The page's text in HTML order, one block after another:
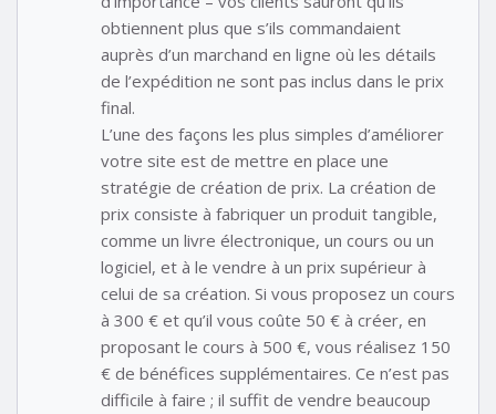
obtiennent plus que s’ils commandaient
auprès d’un marchand en ligne où les détails
de l’expédition ne sont pas inclus dans le prix
final.
L’une des façons les plus simples d’améliorer
votre site est de mettre en place une
stratégie de création de prix. La création de
prix consiste à fabriquer un produit tangible,
comme un livre électronique, un cours ou un
logiciel, et à le vendre à un prix supérieur à
celui de sa création. Si vous proposez un cours
à 300 € et qu’il vous coûte 50 € à créer, en
proposant le cours à 500 €, vous réalisez 150
€ de bénéfices supplémentaires. Ce n’est pas
difficile à faire ; il suffit de vendre beaucoup